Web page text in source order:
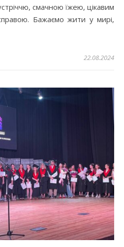
смачною їжею, цікавим
Бажаємо жити у мирі,
22.08.2024